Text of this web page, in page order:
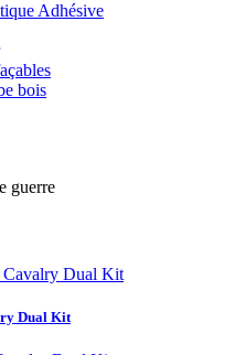
Adhésive
bois
guerre
Dual Kit